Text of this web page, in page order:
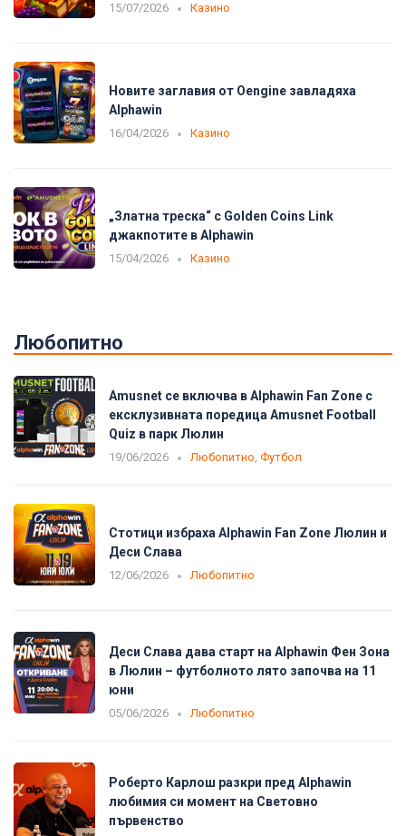
15/07/2026 Казино
Новите заглавия от Oengine завладяха
Alphawin
16/04/2026 Казино
„Златна треска“ с Golden Coins Link
джакпотите в Alphawin
15/04/2026 Казино
Любопитно
Amusnet се включва в Alphawin Fan Zone с
ексклузивната поредица Amusnet Football
Quiz в парк Люлин
19/06/2026 Любопитно Футбол
Стотици избраха Alphawin Fan Zone Люлин и
Деси Слава
12/06/2026 Любопитно
Деси Слава дава старт на Alphawin Фен Зона
в Люлин – футболното лято започва на 11
юни
05/06/2026 Любопитно
Роберто Карлош разкри пред Alphawin
любимия си момент на Световно
първенство